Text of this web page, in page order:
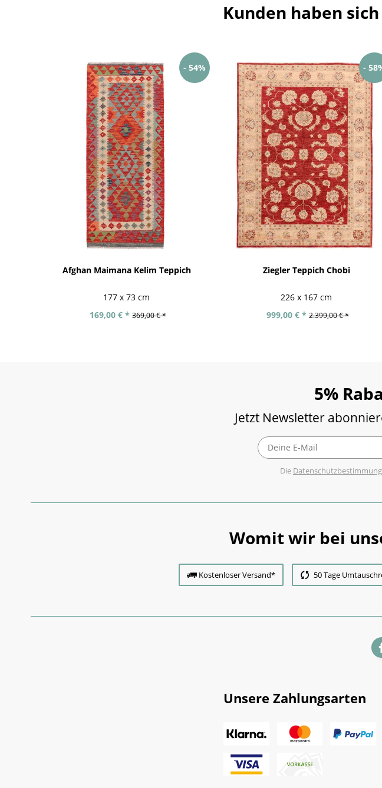
Kunden haben
- 54%
Afghan Maimana Kelim Teppich
177 x 73 cm
169,00 € * 369,00 € *
-
Ziegler Teppich Chobi
226 x 167 cm
999,00 € * 2.399,00 € *
5%
Jetzt Newsletter
Die
Womit wir bei
Kostenloser Versand* 50 Tage
Unsere Zahlungsarten